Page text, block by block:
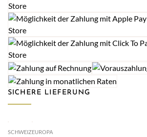
SICHERE LIEFERUNG
SCHWEIZEUROPA